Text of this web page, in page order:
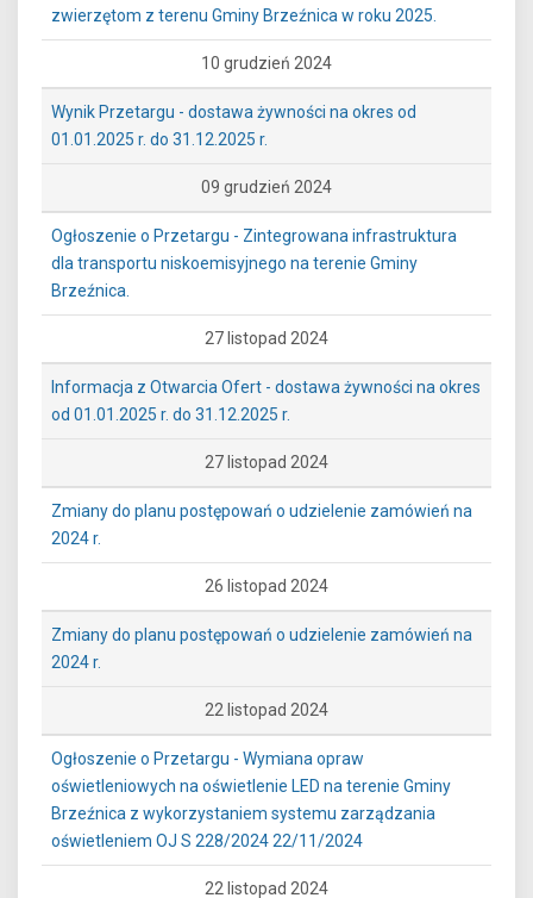
zwierzętom z terenu Gminy Brzeźnica w roku 2025.
10 grudzień 2024
Wynik Przetargu - dostawa żywności na okres od
01.01.2025 r. do 31.12.2025 r.
09 grudzień 2024
Ogłoszenie o Przetargu - Zintegrowana infrastruktura
dla transportu niskoemisyjnego na terenie Gminy
Brzeźnica.
27 listopad 2024
Informacja z Otwarcia Ofert - dostawa żywności na okres
od 01.01.2025 r. do 31.12.2025 r.
27 listopad 2024
Zmiany do planu postępowań o udzielenie zamówień na
2024 r.
26 listopad 2024
Zmiany do planu postępowań o udzielenie zamówień na
2024 r.
22 listopad 2024
Ogłoszenie o Przetargu - Wymiana opraw
oświetleniowych na oświetlenie LED na terenie Gminy
Brzeźnica z wykorzystaniem systemu zarządzania
oświetleniem OJ S 228/2024 22/11/2024
22 listopad 2024